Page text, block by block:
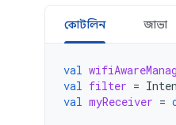
কোটলিন জাভা
val
val filter =
val myReceiver =